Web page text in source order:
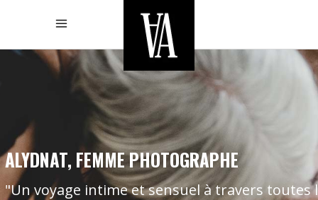
ALYDNAT, FEMME PHOTOGRAPHE
"Un voyage intime et sensuel à travers toutes